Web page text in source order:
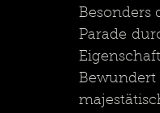
Besonders
Parade